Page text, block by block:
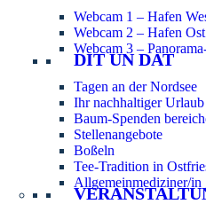
Webcam 1 – Hafen
Webcam 2 – Hafen Ost
Webcam 3 –
DIT UN DAT
Tagen an der Nordsee
Ihr nachhaltiger
Baum-Spenden
Stellenangebote
Boßeln
Tee-Tradition in
Allgemeinmediziner/in